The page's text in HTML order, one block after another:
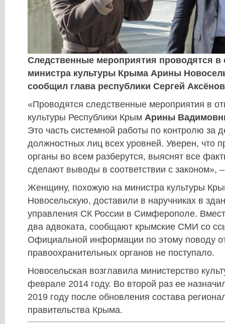
Следственные мероприятия проводятся в
министра культуры Крыма Арины
сообщил глава республики Сергей
«Проводятся следственные мероприятия в
культуры Республики Крым Арины
Это часть системной работы по контролю за
должностных лиц всех уровней. Уверен, что
органы во всем разберутся, выяснят все
сделают выводы в соответствии с законом»,
Женщину, похожую на министра культуры
Новосельскую, доставили в наручниках в
управления СК России в Симферополе.
два адвоката, сообщают крымские СМИ со
Официальной информации по этому поводу
правоохранительных органов не поступало.
Новосельская возглавила министерство
феврале 2014 году. Во второй раз ее
2019 году после обновления состава
правительства Крыма.